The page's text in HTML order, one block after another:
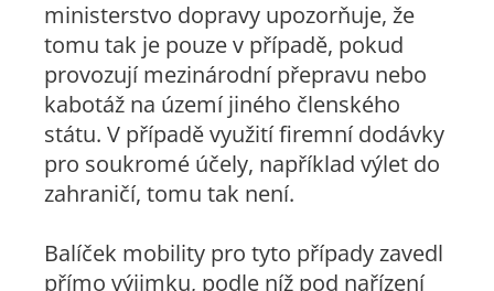
ministerstvo dopravy upozorňuje, že
tomu tak je pouze v případě, pokud
provozují mezinárodní přepravu nebo
kabotáž na území jiného členského
státu. V případě využití firemní dodávky
pro soukromé účely, například výlet do
zahraničí, tomu tak není.
Balíček mobility pro tyto případy zavedl
přímo výjimku, podle níž pod nařízení